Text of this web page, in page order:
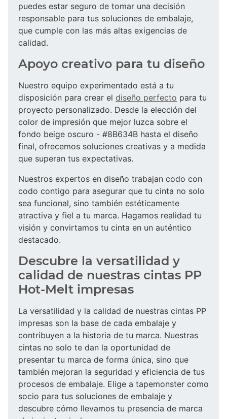
puedes estar seguro de tomar una decisión
responsable para tus soluciones de embalaje,
que cumple con las más altas exigencias de
calidad.
Apoyo creativo para tu diseño
Nuestro equipo experimentado está a tu
disposición para crear el diseño perfecto para tu
proyecto personalizado. Desde la elección del
color de impresión que mejor luzca sobre el
fondo beige oscuro - #8B634B hasta el diseño
final, ofrecemos soluciones creativas y a medida
que superan tus expectativas.
Nuestros expertos en diseño trabajan codo con
codo contigo para asegurar que tu cinta no solo
sea funcional, sino también estéticamente
atractiva y fiel a tu marca. Hagamos realidad tu
visión y convirtamos tu cinta en un auténtico
destacado.
Descubre la versatilidad y
calidad de nuestras cintas PP
Hot-Melt impresas
La versatilidad y la calidad de nuestras cintas PP
impresas son la base de cada embalaje y
contribuyen a la historia de tu marca. Nuestras
cintas no solo te dan la oportunidad de
presentar tu marca de forma única, sino que
también mejoran la seguridad y eficiencia de tus
procesos de embalaje. Elige a tapemonster como
socio para tus soluciones de embalaje y
descubre cómo llevamos tu presencia de marca